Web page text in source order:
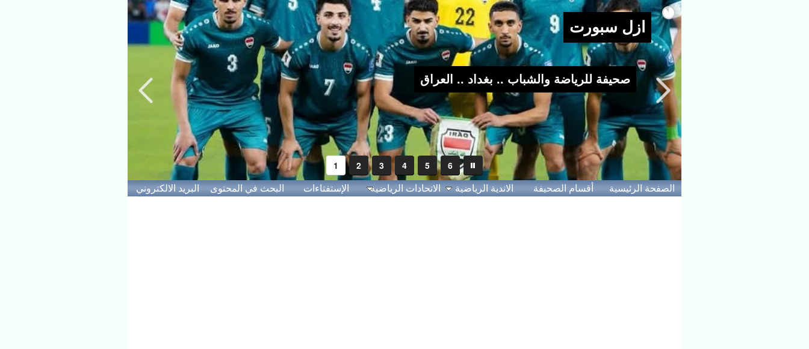
<>
1 2 3 4 5 6
الصفحة الرئيسية أقسام الصحيفة الاندية الرياضية الاتحادات الرياضية الإستفتاءات البحث في المحتوى البريد الالكتروني